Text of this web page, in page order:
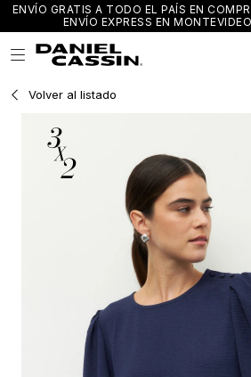
ENVÍO GRATIS A TODO EL PAÍS EN
ENVÍO EXPRESS EN

Volver al listado